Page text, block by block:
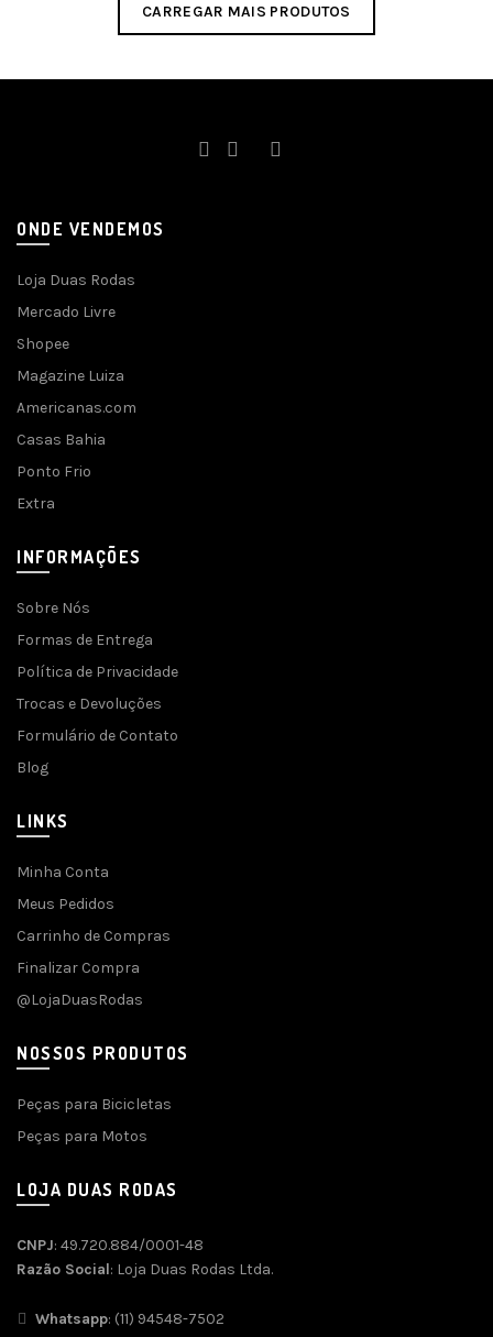
CARREGAR MAIS PRODUTOS
ONDE VENDEMOS
Loja Duas Rodas
Mercado Livre
Shopee
Magazine Luiza
Americanas.com
Casas Bahia
Ponto Frio
Extra
INFORMAÇÕES
Sobre Nós
Formas de Entrega
Política de Privacidade
Trocas e Devoluções
Formulário de Contato
Blog
LINKS
Minha Conta
Meus Pedidos
Carrinho de Compras
Finalizar Compra
@LojaDuasRodas
NOSSOS PRODUTOS
Peças para Bicicletas
Peças para Motos
LOJA DUAS RODAS
CNPJ: 49.720.884/0001-48
Razão Social: Loja Duas Rodas Ltda.
Whatsapp: (11) 94548-7502